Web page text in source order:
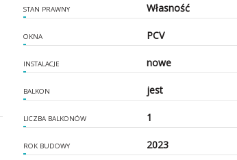
STAN PRAWNY Własność
OKNA PCV
INSTALACJE nowe
BALKON jest
LICZBA BALKONÓW 1
ROK BUDOWY 2023